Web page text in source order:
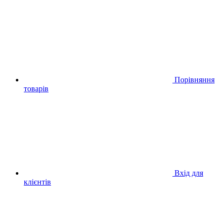
Порівняння
товарів
Вхід для
клієнтів